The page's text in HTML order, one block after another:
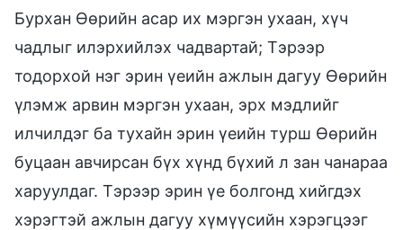
Бурхан Өөрийн асар их мэргэн ухаан, хүч
чадлыг илэрхийлэх чадвартай; Тэрээр
тодорхой нэг эрин үеийн ажлын дагуу Өөрийн
үлэмж арвин мэргэн ухаан, эрх мэдлийг
илчилдэг ба тухайн эрин үеийн турш Өөрийн
буцаан авчирсан бүх хүнд бүхий л зан чанараа
харуулдаг. Тэрээр эрин үе болгонд хийгдэх
хэрэгтэй ажлын дагуу хүмүүсийн хэрэгцээг